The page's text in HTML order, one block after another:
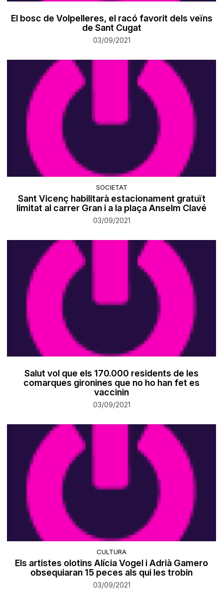
El bosc de Volpelleres, el racó favorit dels veïns
de Sant Cugat
03/09/2021
SOCIETAT
Sant Vicenç habilitarà estacionament gratuït
limitat al carrer Gran i a la plaça Anselm Clavé
03/09/2021
Salut vol que els 170.000 residents de les
comarques gironines que no ho han fet es
vaccinin
03/09/2021
CULTURA
Els artistes olotins Alícia Vogel i Adrià Gamero
obsequiaran 15 peces als qui les trobin
03/09/2021